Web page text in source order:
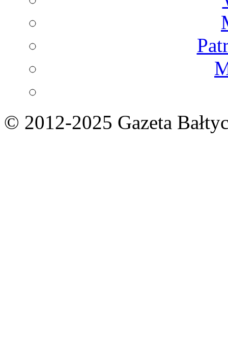
© 2012-2025 Gazeta